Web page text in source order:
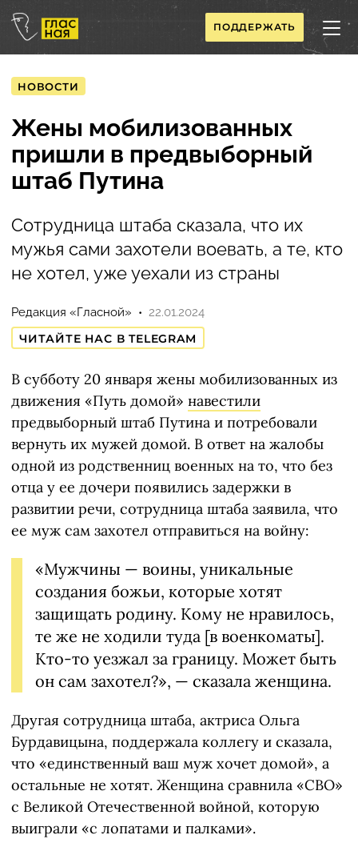
ПОДДЕРЖАТЬ
НОВОСТИ
Жены мобилизованных
пришли в предвыборный
штаб Путина
Сотрудница штаба сказала, что их
мужья сами захотели воевать, а те, кто
не хотел, уже уехали из страны
Редакция «Гласной»
22.01.2024
ЧИТАЙТЕ НАС В TELEGRAM
В субботу 20 января жены мобилизованных из
движения «Путь домой» навестили
предвыборный штаб Путина и потребовали
вернуть их мужей домой. В ответ на жалобы
одной из родственниц военных на то, что без
отца у ее дочери появились задержки в
развитии речи, сотрудница штаба заявила, что
ее муж сам захотел отправиться на войну:
«Мужчины — воины, уникальные
создания божьи, которые хотят
защищать родину. Кому не нравилось,
те же не ходили туда [в военкоматы].
Кто-то уезжал за границу. Может быть
он сам захотел?», — сказала женщина.
Другая сотрудница штаба, актриса Ольга
Бурдавицына, поддержала коллегу и сказала,
что «единственный ваш муж хочет домой», а
остальные не хотят. Женщина сравнила «СВО»
с Великой Отечественной войной, которую
выиграли «с лопатами и палками».